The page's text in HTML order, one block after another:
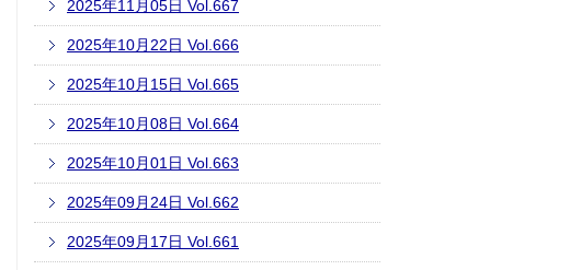
2025年11月05日 Vol.667
2025年10月22日 Vol.666
2025年10月15日 Vol.665
2025年10月08日 Vol.664
2025年10月01日 Vol.663
2025年09月24日 Vol.662
2025年09月17日 Vol.661